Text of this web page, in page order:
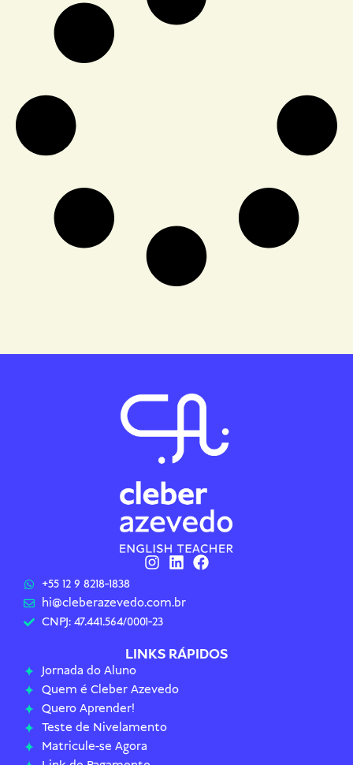
+55 12 9 8218-1838
hi@cleberazevedo.com.br
CNPJ: 47.441.564/0001-23
LINKS RÁPIDOS
Jornada do Aluno
Quem é Cleber Azevedo
Quero Aprender!
Teste de Nivelamento
Matricule-se Agora